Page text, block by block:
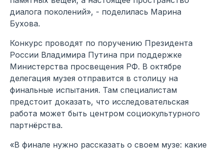
диалога поколений», - поделилась Марина
Бухова.
Конкурс проводят по поручению Президента
России Владимира Путина при поддержке
Министерства просвещения РФ. В октябре
делегация музея отправится в столицу на
финальные испытания. Там специалистам
предстоит доказать, что исследовательская
работа может быть центром социокультурного
партнёрства.
«В финале нужно рассказать о своем музе: какие